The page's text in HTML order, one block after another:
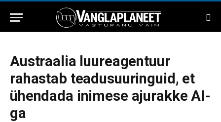
Austraalia luureagentuur
rahastab teadusuuringuid, et
ühendada inimese ajurakke AI-
ga